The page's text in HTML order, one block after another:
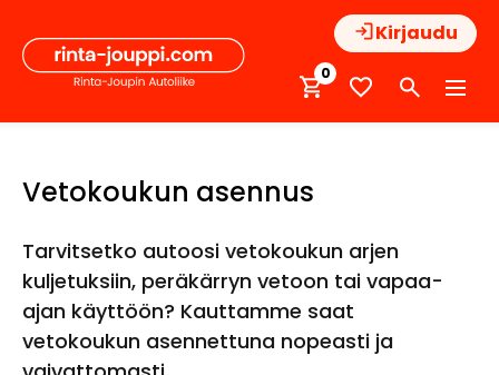
sisältöön
Kirjaudu
0
Vetokoukun asennus
Tarvitsetko autoosi vetokoukun arjen
kuljetuksiin, peräkärryn vetoon tai vapaa-
ajan käyttöön? Kauttamme saat
vetokoukun asennettuna nopeasti ja